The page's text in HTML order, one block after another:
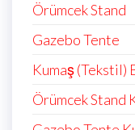
Örümcek Stand
Gazebo Tente
Kumaş (Tekstil)
Örümcek Stand